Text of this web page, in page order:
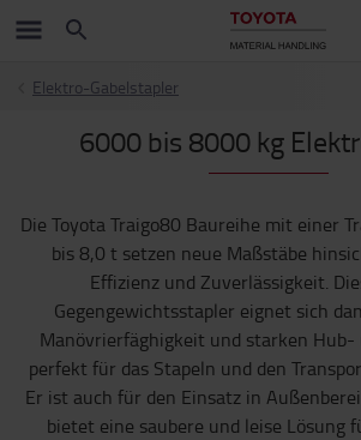
Elektro-Gabelstapler
6000 bis 8000 kg
Die Toyota Traigo80 Baureihe mit einer
bis 8,0 t setzen neue Maßstäbe
Effizienz und Zuverlässigkeit.
Gegengewichtsstapler eignet sich
Manövrierfäghigkeit und starken Hub-
perfekt für das Stapeln und den
Er ist auch für den Einsatz in
bietet eine saubere und leise Lösung